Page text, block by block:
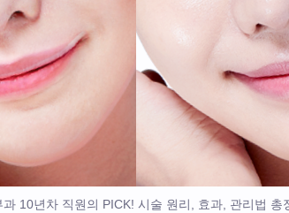
10년차 직원의 PICK! 시술 원리, 효과, 관리법 총